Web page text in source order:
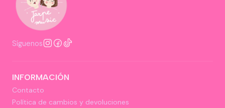
Síguenos
INFORMACIÓN
Contacto
Política de cambios y devoluciones